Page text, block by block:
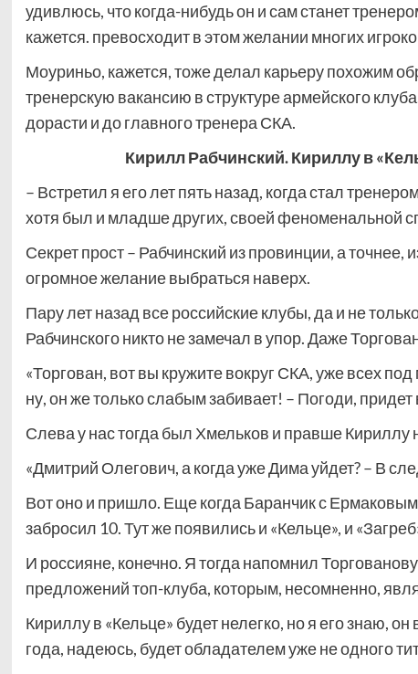
удивлюсь, что когда-нибудь он и сам станет
кажется. превосходит в этом желании многих
Моуриньо, кажется, тоже делал карьеру похожим
тренерскую вакансию в структуре армейского
дорасти и до главного тренера СКА.
Кирилл Рабчинский. Кириллу в
– Встретил я его лет пять назад, когда стал
хотя был и младше других, своей феноменальной
Секрет прост – Рабчинский из провинции, а точнее,
огромное желание выбраться наверх.
Пару лет назад все российские клубы, да и не
Рабчинского никто не замечал в упор. Даже
«Торгован, вот вы кружите вокруг СКА, уже всех
ну, он же только слабым забивает! – Погоди, придет
Слева у нас тогда был Хмельков и правше
«Дмитрий Олегович, а когда уже Дима уйдет? – В
Вот оно и пришло. Еще когда Баранчик с
забросил 10. Тут же появились и «Кельце», и
И россияне, конечно. Я тогда напомнил
предложений топ-клуба, которым, несомненно,
Кириллу в «Кельце» будет нелегко, но я его знаю,
года, надеюсь, будет обладателем уже не одного